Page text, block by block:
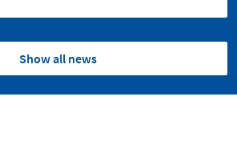
Show all news